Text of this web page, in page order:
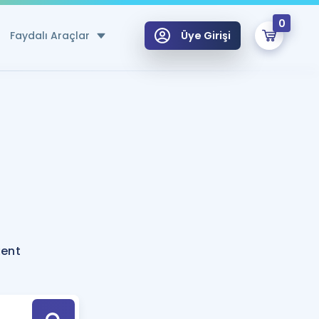
Faydalı Araçlar
Hesaplama Aracı
için Öneriler
Tek Takvimde
Üye Girişi
0
Hoca ile seni sınava hazırlayacak onlarca eğitim seni bekliyor!